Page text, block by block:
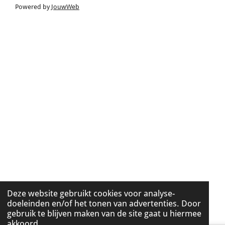
Deze website gebruikt cookies voor analyse-
doeleinden en/of het tonen van advertenties. Door
gebruik te blijven maken van de site gaat u hiermee
Powered by JouwWeb